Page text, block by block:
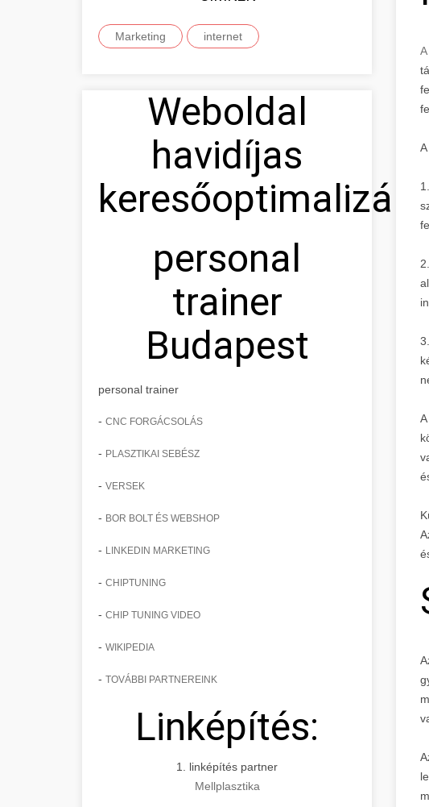
Marketing internet
Weboldal
havidíjas
personal
trainer
Budapest
personal trainer
- CNC FORGÁCSOLÁS
- PLASZTIKAI SEBÉSZ
- VERSEK
- BOR BOLT ÉS WEBSHOP
- LINKEDIN MARKETING
- CHIPTUNING
- CHIP TUNING VIDEO
- WIKIPEDIA
- TOVÁBBI PARTNEREINK
Linképítés:
1. linképítés partner
Mellplasztika